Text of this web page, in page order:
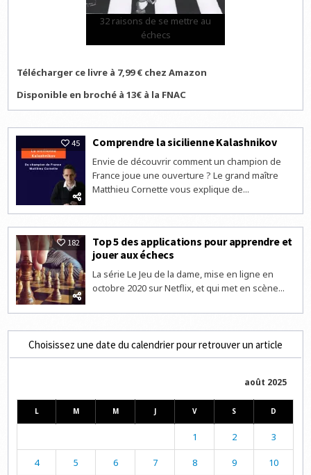
32 raisons de se mettre au
échecs
Télécharger ce livre à 7,99 € chez Amazon
Disponible en broché à 13€ à la FNAC
45 Comprendre la sicilienne Kalashnikov
Envie de découvrir comment un champion de
France joue une ouverture ? Le grand maître
Matthieu Cornette vous explique de...
182
Top 5 des applications pour apprendre et
jouer aux échecs
La série Le Jeu de la dame, mise en ligne en
octobre 2020 sur Netflix, et qui met en scène...
Choisissez une date du calendrier pour retrouver un article
août 2025
L M M J V S D
1 2 3
4 5 6 7 8 9 10